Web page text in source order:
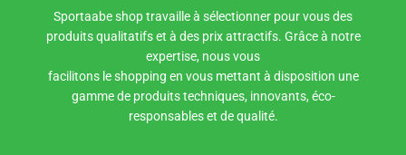
Sportaabe shop travaille à sélectionner pour vous des
produits qualitatifs et à des prix attractifs. Grâce à notre
expertise, nous vous
facilitons le shopping en vous mettant à disposition une
gamme de produits techniques, innovants, éco-
responsables et de qualité.